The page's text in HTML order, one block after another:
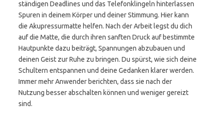
ständigen Deadlines und das Telefonklingeln hinterlassen
Spuren in deinem Körper und deiner Stimmung. Hier kann
die Akupressurmatte helfen. Nach der Arbeit legst du dich
auf die Matte, die durch ihren sanften Druck auf bestimmte
Hautpunkte dazu beiträgt, Spannungen abzubauen und
deinen Geist zur Ruhe zu bringen. Du spürst, wie sich deine
Schultern entspannen und deine Gedanken klarer werden.
Immer mehr Anwender berichten, dass sie nach der
Nutzung besser abschalten können und weniger gereizt
sind.